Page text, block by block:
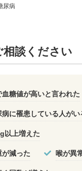
尿病
談ください
血糖値が高いと言われた
病に罹患している人がい
以上増えた
が減った 喉が異